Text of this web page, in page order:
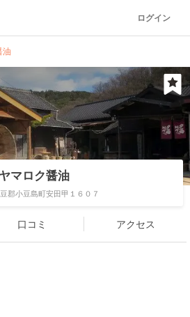
ログイン
油
ヤマロク醤油
郡小豆島町安田甲１６０７
口コミ アクセス